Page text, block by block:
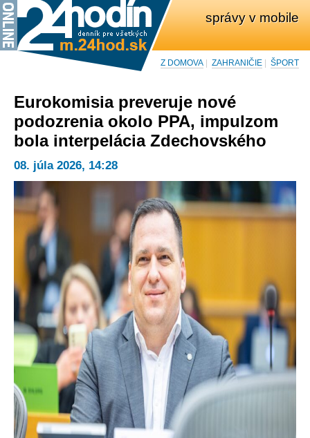
správy v mobile
Z DOMOVA ZAHRANIČIE ŠPORT
Eurokomisia preveruje nové
podozrenia okolo PPA, impulzom
bola interpelácia Zdechovského
08. júla 2026, 14:28